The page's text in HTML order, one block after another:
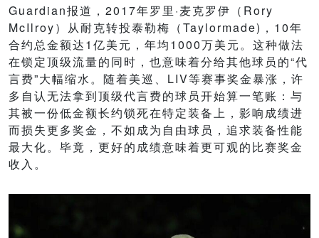
Guardian报道，2017年罗里·麦克罗伊（Rory
McIlroy）从耐克转投泰勒梅（Taylormade)，10年
合约总金额达1亿美元，年均1000万美元。这种做法
在锁定顶级流量的同时，也意味着分给其他球员的“代
言费”大幅缩水。随着美巡、LIV等赛事奖金暴涨，许
多自认无法拿到顶级代言费的球员开始算一笔账：与
其被一份低金额长约锁死在特定装备上，影响成绩进
而损失更多奖金，不如成为自由球员，追求装备性能
最大化。毕竟，更好的成绩意味着更可观的比赛奖金
收入。